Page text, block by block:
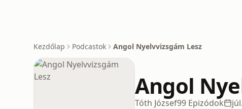
Kezdőlap Podcastok Angol Nyelvvizsgám Lesz
Angol
Tóth József99 Epizódok